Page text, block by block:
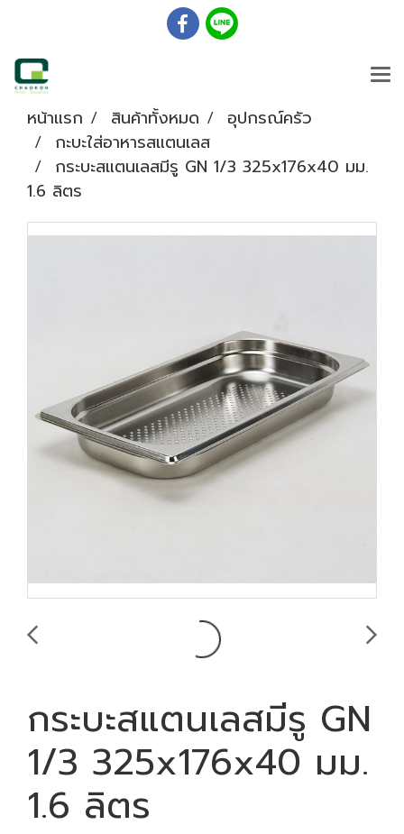
หน้าแรก สินค้าทั้งหมด
อุปกรณ์ครัว
กะบะใส่อาหารสแตนเลส
กระบะสแตนเลสมีรู GN 1/3 325x176x40 มม.
1.6 ลิตร
กระบะสแตนเลสมีรู GN
1/3 325x176x40 มม.
1.6 ลิตร